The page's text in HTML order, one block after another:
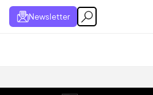
Newsletter